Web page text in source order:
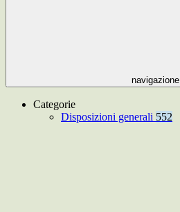
navigazione
Categorie
Disposizioni generali 552